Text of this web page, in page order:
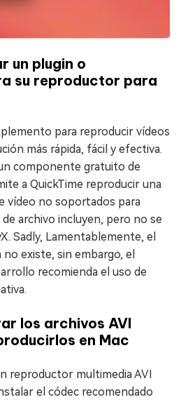
un plugin o
su reproductor para
para reproducir vídeos
más rápida, fácil y efectiva.
componente gratuito de
a QuickTime reproducir una
vídeo no soportados para
archivo incluyen, pero no se
Sadly, Lamentablemente, el
existe, sin embargo, el
recomienda el uso de
los archivos AVI
en Mac
reproductor multimedia AVI
el códec recomendado